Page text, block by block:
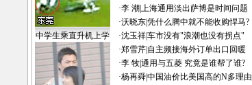
中学生乘直升机上学
·李 潮 上海通用淡出萨博是时间问题
·沃晓东|凭什么腾中就不能收购悍马?
·沈玉祥|车市没有"浪潮也没有拐点"
·郑雪芹| 自主频接海外订单出口回暖
·李 牧|通用与五菱 究竟是谁帮了谁?
·杨再舜|中国油价比美国高的N多理由